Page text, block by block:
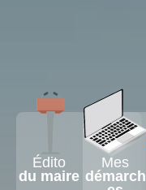
Édito
du maire
Mes
démarch